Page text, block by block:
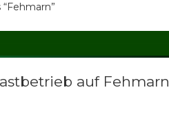
auf Fehmarn